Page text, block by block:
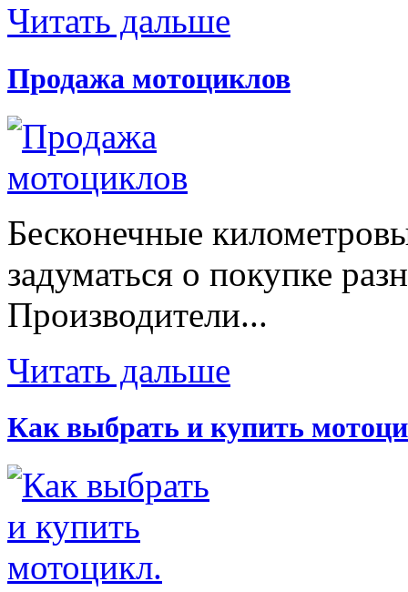
Читать дальше
Продажа мотоциклов
Бесконечные
задуматься о покупке
Производители...
Читать дальше
Как выбрать и купить